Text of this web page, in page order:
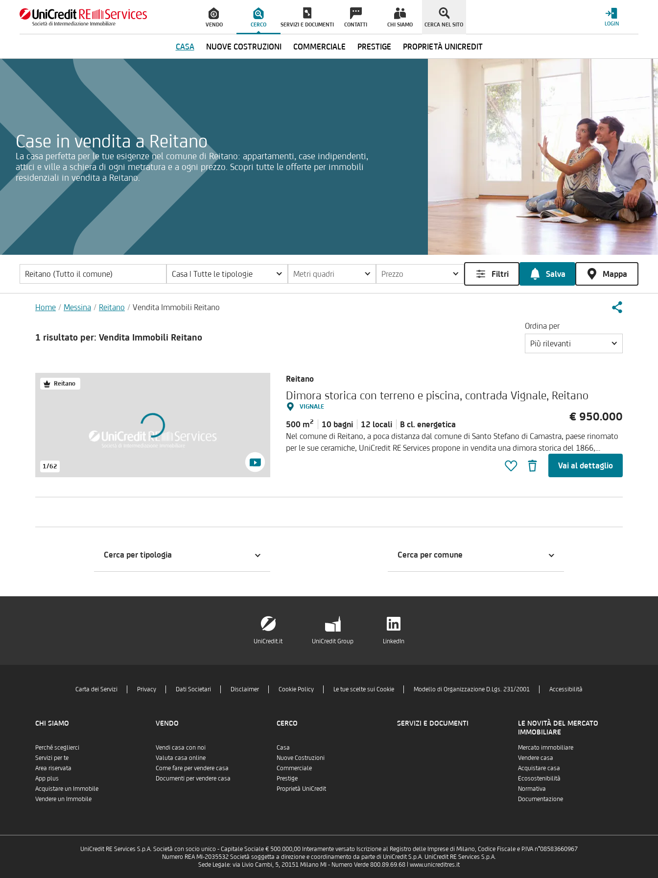
VENDO CERCO
CASA NUOVE COSTRUZIONI COMMERCIALE PRESTIGE PROPRIETÀ UNICREDIT
SERVIZI E DOCUMENTI CONTATTI CHI SIAMO CERCA NEL SITO LOGIN
Case in vendita a Reitano
La casa perfetta per le tue esigenze nel comune di Reitano: appartamenti, case indipendenti,
attici e ville a schiera di ogni metratura e a ogni prezzo. Scopri tutte le offerte per immobili
residenziali in vendita a Reitano.
La ricerca verrà inviata automaticamente alla selezione delle informazioni
Casa | Tutte le tipologie Metri quadri Prezzo Filtri Salva Mappa
Home Messina Reitano Vendita Immobili Reitano
1 risultato per: Vendita Immobili Reitano
Ordina per
Più rilevanti
Reitano
1/62
Reitano
Dimora storica con terreno e piscina, contrada Vignale, Reitano
VIGNALE
500 m2 10 bagni 12 locali B cl. energetica
€ 950.000
Nel comune di Reitano, a poca distanza dal comune di Santo Stefano di Camastra, paese rinomato
per le sue ceramiche, UniCredit RE Services propone in vendita una dimora storica del 1866,
internamente, un salone triplo, una zona pranzo, un'area adibita a sala relax/tv/lettura con camino,
una corte ed un terreno di tre ettari. Sia al primo che al secondo piano sono presenti,
ristoro con tavoli e barbecue. Attualmente l'immobile risulta catastato con categoria D/10, in
personalizzata sulle vostre esigenze, è possibile chiamare il numero verde di UniCredit RE Services
Vai al dettaglio
Cerca per tipologia Cerca per comune
UniCredit.it UniCredit Group LinkedIn
Carta dei Servizi Privacy Dati Societari Disclaimer Cookie Policy Le tue scelte sui Cookie Modello di Organizzazione D.Lgs. 231/2001 Accessibilità
CHI SIAMO
Perché sceglierci
Servizi per te
Area riservata
App plus
Acquistare un Immobile
Vendere un Immobile
VENDO
Vendi casa con noi
Valuta casa online
Come fare per vendere casa
Documenti per vendere casa
CERCO
Casa
Nuove Costruzioni
Commerciale
Prestige
Proprietà UniCredit
SERVIZI E DOCUMENTI
LE NOVITÀ DEL MERCATO
IMMOBILIARE
Mercato immobiliare
Vendere casa
Acquistare casa
Ecosostenibilità
Normativa
Documentazione
UniCredit RE Services S.p.A. Società con socio unico - Capitale Sociale € 500.000,00 Interamente versato Iscrizione al Registro delle Imprese di Milano, Codice Fiscale e P.IVA n°08583660967
Numero REA MI-2035532 Società soggetta a direzione e coordinamento da parte di UniCredit S.p.A. UniCredit RE Services S.p.A.
Sede Legale: via Livio Cambi, 5, 20151 Milano MI - Numero Verde 800.89.69.68 | www.unicreditres.it